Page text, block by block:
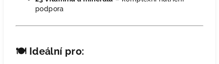
podpora
🍽️ Ideální pro: